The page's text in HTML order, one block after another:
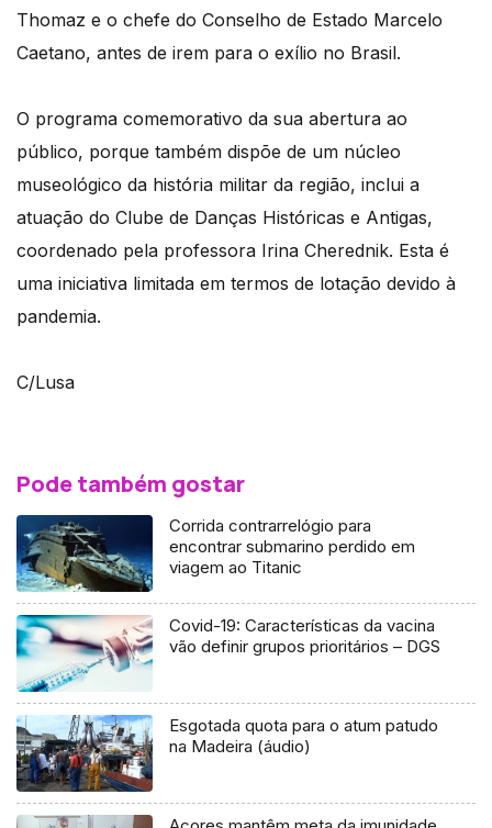
Thomaz e o chefe do Conselho de Estado Marcelo
Caetano, antes de irem para o exílio no Brasil.
O programa comemorativo da sua abertura ao
público, porque também dispõe de um núcleo
museológico da história militar da região, inclui a
atuação do Clube de Danças Históricas e Antigas,
coordenado pela professora Irina Cherednik. Esta é
uma iniciativa limitada em termos de lotação devido à
pandemia.
C/Lusa
Pode também gostar
Corrida contrarrelógio para
encontrar submarino perdido em
viagem ao Titanic
Covid-19: Características da vacina
vão definir grupos prioritários – DGS
Esgotada quota para o atum patudo
na Madeira (áudio)